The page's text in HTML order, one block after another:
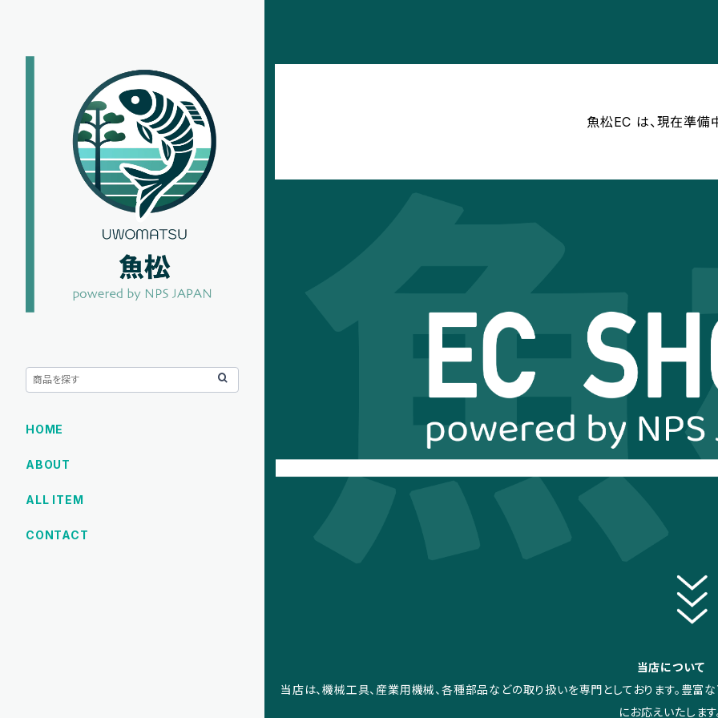
魚松EC は、現在準備
当店について
当店は、機械工具、産業用機械、各種部品などの取り扱いを専門としております。豊
にお応えいたします
HOME
ABOUT
ALL ITEM
CONTACT